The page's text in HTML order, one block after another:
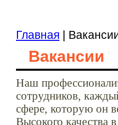
Главная |
Вакансии
Наш
сотрудников,
сфере, которую он
Высокого качества